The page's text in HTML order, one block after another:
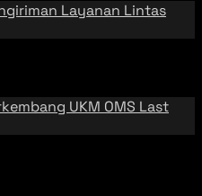
Layanan Lintas
UKM OMS Last